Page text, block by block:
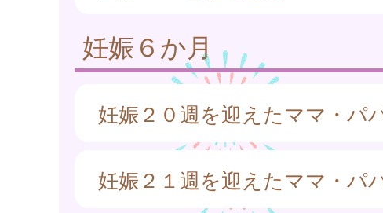
妊娠６か月
妊娠２０週を迎えたママ・パ
妊娠２１週を迎えたママ・パ